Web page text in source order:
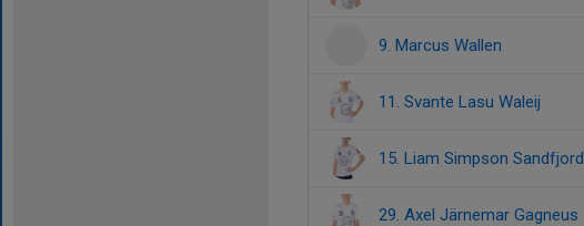
9. Marcus Wallen
11. Svante Lasu Waleij
15. Liam Simpson Sandfjord
29. Axel Järnemar Gagneus